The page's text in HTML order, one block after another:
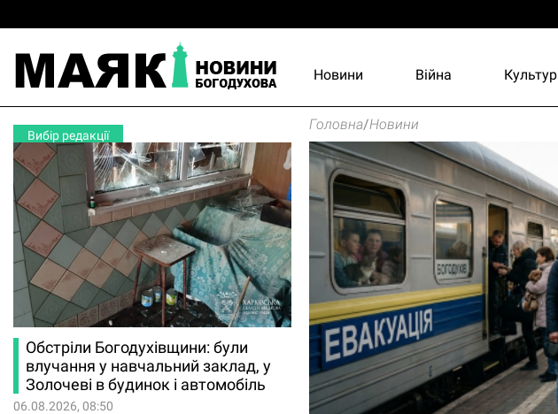
Новини Війна
Вибір редакції
Обстріли Богодухівщини: були
влучання у навчальний заклад, у
Золочеві в будинок і автомобіль
06.08.2026, 08:50
Головна/Новини